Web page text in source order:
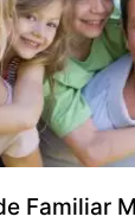
Familiar